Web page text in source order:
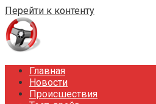
Перейти к контенту
Главная
Новости
Происшествия